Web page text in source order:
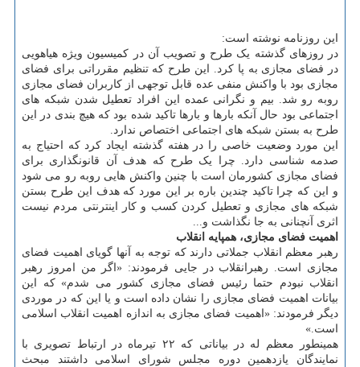
این روزنامه نوشته است:
در روزهای گذشته یک طرح و تصویب آن در کمیسیون ویژه هیاهویی
در فضای مجازی به پا کرد. این طرح که تنظیم مقرراتی برای فضای
مجازی بود با واکنش منفی عده قابل توجهی از کاربران فضای مجازی
روبه رو شد. بیم و نگرانی عمده این افراد تعطیل شدن شبکه های
اجتماعی بود حال آنکه بارها و بارها تاکید شده بود که هیچ بندی در این
طرح به بستن شبکه های اجتماعی اختصاص ندارد.
این مورد وضعیت خاصی را در هفته گذشته ایجاد کرد که احتیاج به
صدمه شناسی دارد. چرا یک طرح که هدف آن قانونگذاری برای
فضای مجازی کشورمان است با چنین واکنش هایی روبه رو می شود
و این که چرا تاکید چندین باره بر این مورد که هدف این طرح بستن
شبکه های مجازی و تعطیل کردن کسب و کار اینترنتی مردم نیست
اثری آنچنانی به جا نگذاشت و...
اهمیت فضای مجازی، هم­پایه انقلاب
رهبر معظم انقلاب جملاتی دارند که توجه به آنها گویای اهمیت فضای
مجازی است. رهبرانقلاب در جایی فرمودند: «اگر من امروز رهبر
انقلاب نبودم حتما رئیس فضای مجازی کشور می شدم» که این
بیانات اهمیت فضای مجازی را نشان داده است و یا این که در موردی
دیگر فرمودند: «اهمیت فضای مجازی به اندازه اهمیت انقلاب اسلامی
است.»
همینطور معظم له در بیاناتی که ۲۲ تیرماه در ارتباط تصویری با
نمایندگان یازدهمین دوره مجلس شورای اسلامی داشتند مبحث